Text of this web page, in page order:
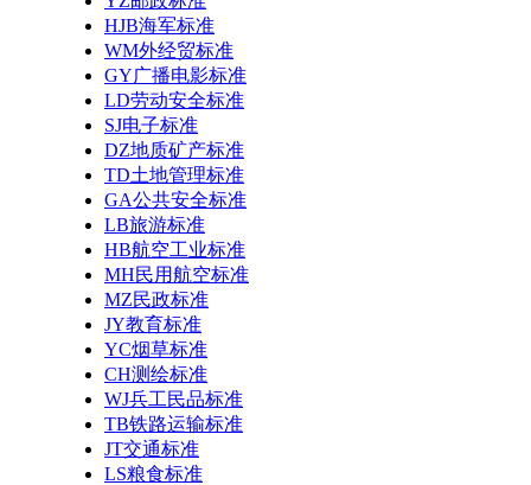
HJB海军标准
WM外经贸标准
GY广播电影标准
LD劳动安全标准
SJ电子标准
DZ地质矿产标准
TD土地管理标准
GA公共安全标准
LB旅游标准
HB航空工业标准
MH民用航空标准
MZ民政标准
JY教育标准
YC烟草标准
CH测绘标准
WJ兵工民品标准
TB铁路运输标准
JT交通标准
LS粮食标准